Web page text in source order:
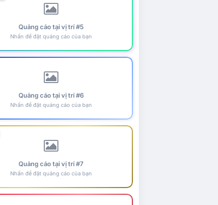
Quảng cáo tại vị trí #5
Nhấn để đặt quảng cáo của bạn
Quảng cáo tại vị trí #6
Nhấn để đặt quảng cáo của bạn
Quảng cáo tại vị trí #7
Nhấn để đặt quảng cáo của bạn